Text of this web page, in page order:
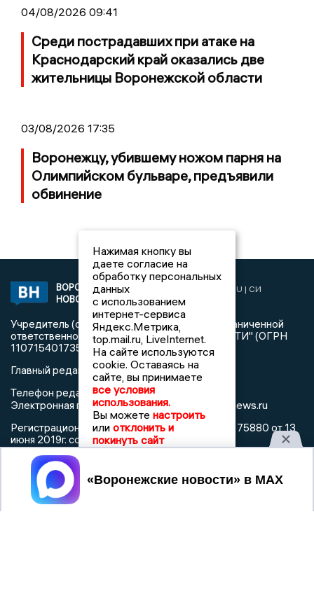
04/08/2026 09:41
Среди пострадавших при атаке на
Краснодарский край оказались две
жительницы Воронежской области
03/08/2026 17:35
Воронежцу, убившему ножом парня на
Олимпийском бульваре, предъявили
обвинение
ВОРОНЕЖСКИЕ
НОВОСТИ
2019 © VORONEZHNEWS.RU | СИ
«Воронежские новости»
Учредитель (соучредители): Общество с ограниченной
ответственностью "РЕГИОНАЛЬНЫЕ НОВОСТИ" (ОГРН
1107154017354)
Главный редактор: Пирогов А.А.
Телефон редакции: +7 (473) 262 77 92
Электронная почта редакции:info@voronezhnews.ru
Регистрационный номер: серия Эл № ФС 77 - 75880 от 13
июня 2019г. согласно выписке из реестра
зарегистрированных средств массовой информации
выдана Федеральной службой по надзору в сфере связи,
информационных технологий и массовых коммуникаций
Нажимая кнопку вы
даете согласие на
обработку персональных
данных
с использованием
интернет-сервиса
Яндекс.Метрика,
top.mail.ru, LiveInternet.
На сайте используются
cookie. Оставаясь на
сайте, вы принимаете
все условия
использования.
Вы можете настроить
или отклонить и
покинуть сайт
Принять